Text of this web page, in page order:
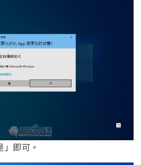
即可。